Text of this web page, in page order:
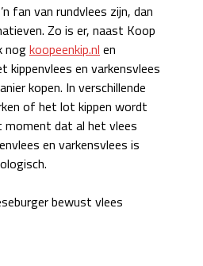
fan van rundvlees zijn, dan
Zo is er, naast Koop
nogkoopeenkip.nl en
kippenvlees en varkensvlees
kopen. In verschillende
of het lot kippen wordt
dat al het vlees
en varkensvlees is